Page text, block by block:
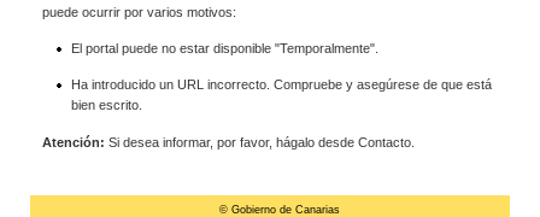
puede ocurrir por varios motivos:
El portal puede no estar disponible "Temporalmente".
Ha introducido un URL incorrecto. Compruebe y asegúrese de que está
bien escrito.
Atención: Si desea informar, por favor, hágalo desde Contacto.
© Gobierno de Canarias